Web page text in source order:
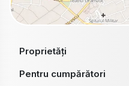
Proprietăți
Pentru cumpărători